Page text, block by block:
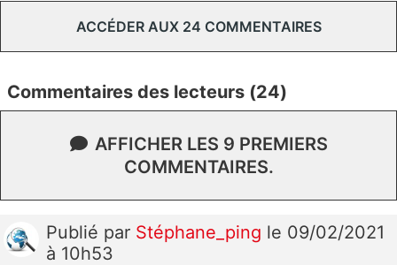
ACCÉDER AUX 24 COMMENTAIRES
Commentaires des lecteurs (24)
AFFICHER LES 9 PREMIERS
COMMENTAIRES.
Publié par Stéphane_ping le 09/02/2021
à 10h53